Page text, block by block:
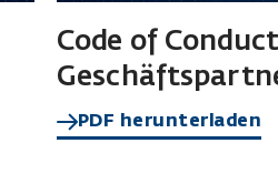
Code of Conduct
PDF herunterladen